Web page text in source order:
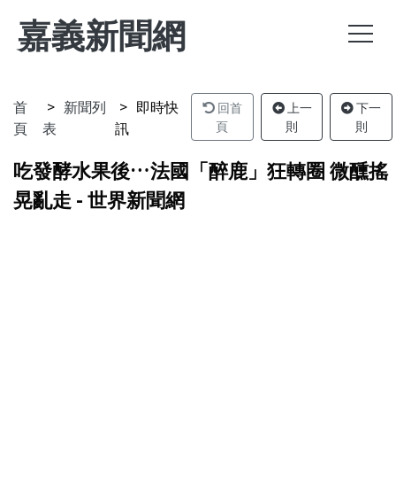
嘉義新聞網
首
頁
新聞列
表
即時快
訊
回首
頁
上一
則
下一
則
吃發酵水果後…法國「醉鹿」狂轉圈 微醺搖
晃亂走 - 世界新聞網